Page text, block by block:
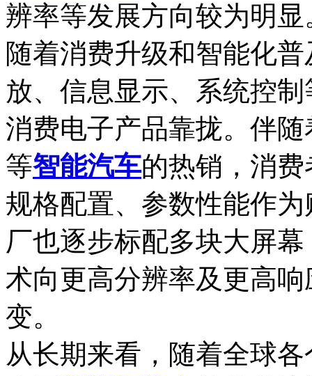
辨率等发展方向较为明显
随着消费升级和智能化
放、信息显示、系统控
消费电子产品靠拢。伴随
等智能汽车的热销，消
规格配置、参数性能作
厂也逐步标配多块大屏
术向更高分辨率及更高
变。
从长期来看，随着全球